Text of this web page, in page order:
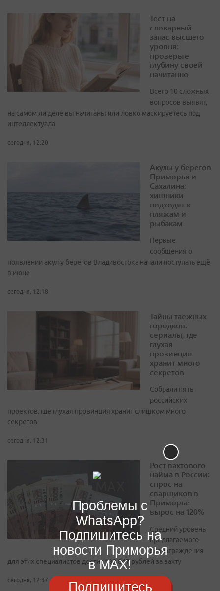
Тест на
словарный
запас высшего
уровня:
проверьте
глубину своей
начитанно
Всего 10 сложных
вопросов выявят,
на самом ли деле вы начитаны или ловко маскируетесь под
интеллектуала
сегодня, 12:20
Акулы у берегов
Приморья и
Сахалина:
хищники
подходят к
пляжам и
рыбакам
Первые
сообщения о
появлении акул у берегов Владивостока начали поступать ещё
в июне
сегодня, 12:18
Тайны таежных
городков:
сериалы, где
глухая
провинция
хранит много
секретов
Собрали пять
российских
проектов, где глухая провинция хранит слишком много
секретов
сегодня, 12:31
Рост вахтового
найма в России:
спрос на
сварщиков в
Приморье
вырос на 120%
Средний уровень
предлагаемого
вознаграждения
для этих специалистов достиг 189 847 рублей за вахту
сегодня, 12:37
Проблемы с
WhatsApp?
Подпишитесь на
новости Приморья
в MAX!
Подпишитесь